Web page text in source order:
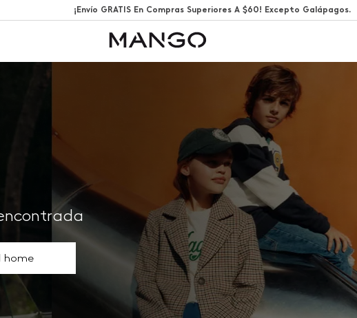
¡Envío GRATIS En Compras Superiores A $60! Excepto Galápagos.
home